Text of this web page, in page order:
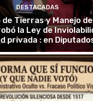
DESTACADAS
Tierras y Manejo
la Ley de
privada : en